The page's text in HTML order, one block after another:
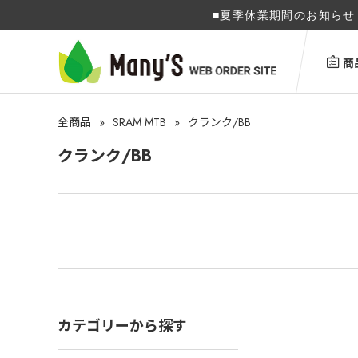
■夏季休業期間のお知ら
商
全商品 » SRAM MTB » クランク/BB
クランク/BB
カテゴリーから探す